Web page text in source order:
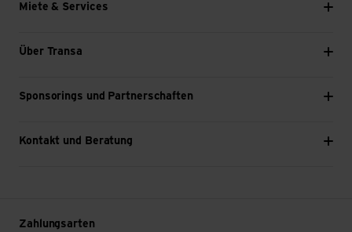
Miete & Services
Über Transa
Sponsorings und Partnerschaften
Kontakt und Beratung
Zahlungsarten